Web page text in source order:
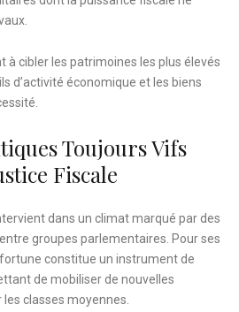
à cibler les patrimoines les plus élevés
d’activité économique et les biens
Toujours Vifs
Fiscale
dans un climat marqué par des
groupes parlementaires. Pour ses
constitue un instrument de
de mobiliser de nouvelles
classes moyennes.